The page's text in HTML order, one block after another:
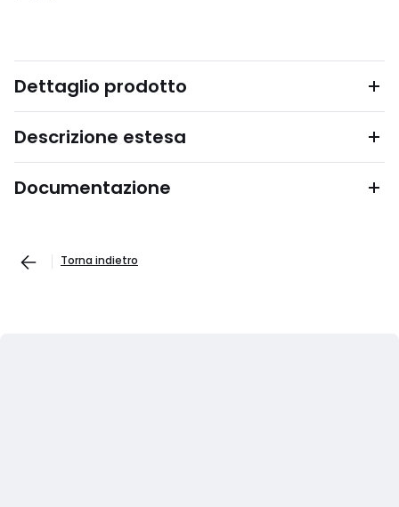
Dettaglio prodotto
Descrizione estesa
Documentazione
Torna indietro